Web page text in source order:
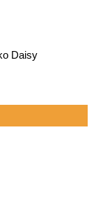
Daisy